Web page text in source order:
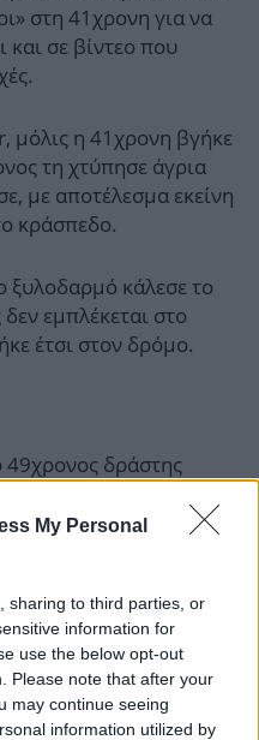
My Personal
sharing to third parties, or
information for
use the below opt-out
Please note that after your
may continue seeing
information utilized by
στη 41χρονη για να
και σε βίντεο που
η 41χρονη βγήκε
τη χτύπησε άγρια
με αποτέλεσμα εκείνη
κράσπεδο.
ξυλοδαρμό κάλεσε το
εμπλέκεται στο
έτσι στον δρόμο.
49χρονος δράστης
αναφέρει το